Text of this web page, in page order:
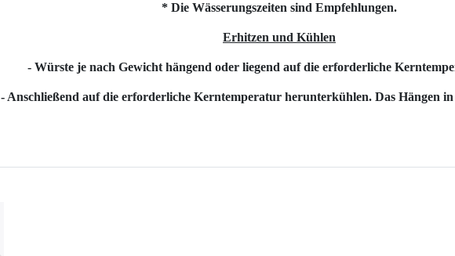
* Die Wässerungszeiten sind Empfehlungen.
Erhitzen und Kühlen
- Würste je nach Gewicht hängend oder liegend auf die erforderliche
- Anschließend auf die erforderliche Kerntemperatur herunterkühlen. Das Hängen